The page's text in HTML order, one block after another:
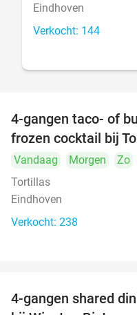
Eindhoven
Verkocht: 144
4-gangen taco- of
frozen cocktail bij
Vandaag Morgen Zo
Tortillas
Eindhoven
Verkocht: 238
4-gangen shared